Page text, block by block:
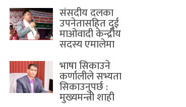
संसदीय दलका
उपनेतासहित दुई
माओवादी केन्द्रीय
सदस्य एमालेमा
भाषा सिकाउने
कर्णालीले सभ्यता
सिकाउनुपर्छ :
मुख्यमन्त्री शाही